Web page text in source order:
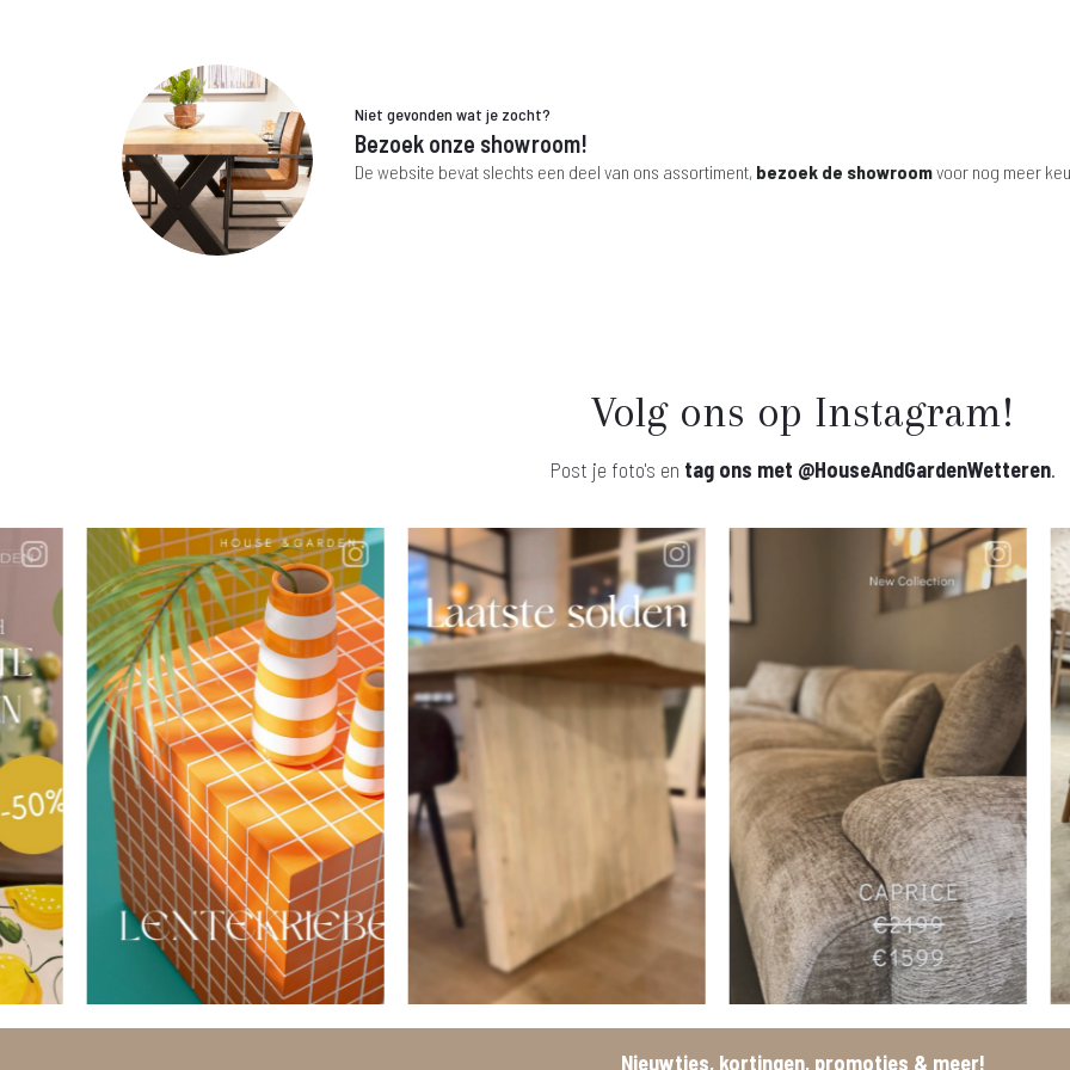
Niet gevonden wat je zocht?
Bezoek onze showroom!
De website bevat slechts een deel van ons assortiment, bezoek de showroomvoor nog meer
Volg ons op Instagram!
Post je foto's en tag ons met @HouseAndGardenWetteren.
Nieuwtjes, kortingen, promoties & meer!